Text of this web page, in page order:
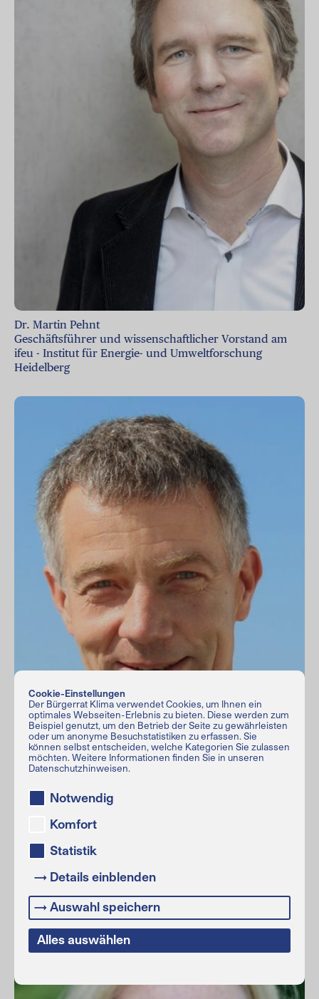
Dr. Martin Pehnt
Geschäftsführer und wissenschaftlicher Vorstand am
ifeu - Institut für Energie- und Umweltforschung
Heidelberg
Prof. Dr. Andreas Oschlies
Experte für globale Stoffkreisläufe,
Cookie-Einstellungen
Der Bürgerrat Klima verwendet Cookies, um Ihnen ein
optimales Webseiten-Erlebnis zu bieten. Diese werden zum
Beispiel genutzt, um den Betrieb der Seite zu gewährleisten
oder um anonyme Besuchstatistiken zu erfassen. Sie
können selbst entscheiden, welche Kategorien Sie zulassen
möchten. Weitere Informationen finden Sie in unseren
Datenschutzhinweisen.
Notwendig
Komfort
Statistik
→ Details einblenden
→ Auswahl speichern
Alles auswählen